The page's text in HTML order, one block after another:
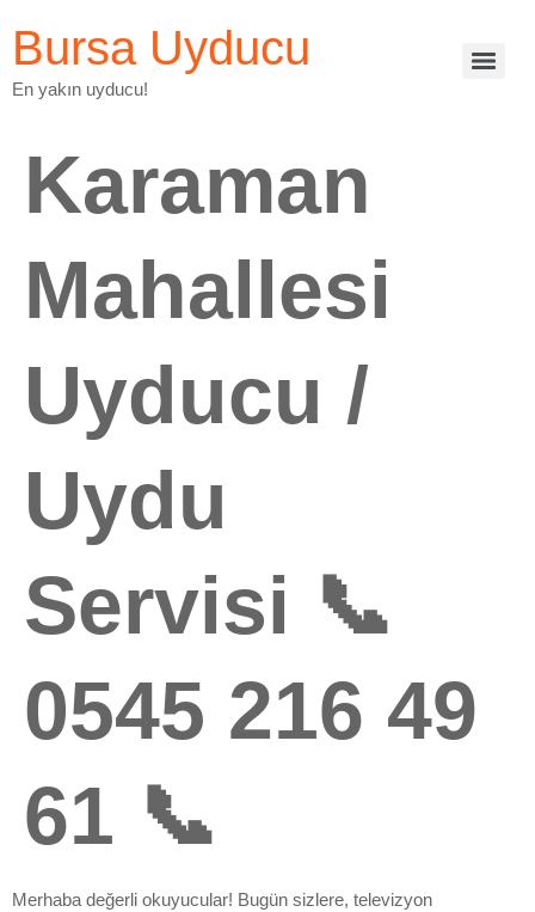
Bursa Uyducu
En yakın uyducu!
Karaman
Mahallesi
Uyducu /
Uydu
Servisi 📞
0545 216 49
61 📞
Merhaba değerli okuyucular! Bugün sizlere, televizyon